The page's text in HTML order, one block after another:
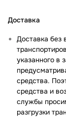
Доставка
Доставка без
указанного в
средства.
средства и
службы
разгрузки